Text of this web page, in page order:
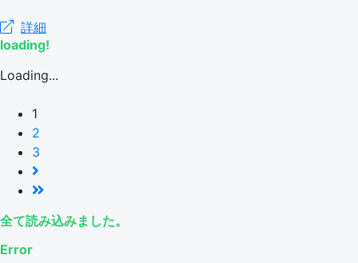
詳細
loading!
Loading...
1
2
3
全て読み込みました。
Error